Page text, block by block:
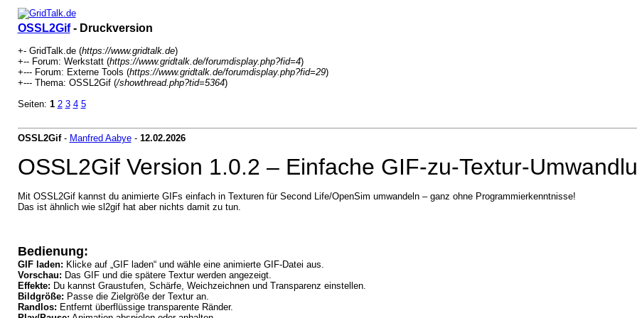
OSSL2Gif- Druckversion
+- GridTalk.de (https://www.gridtalk.de)
+-- Forum: Werkstatt (https://www.gridtalk.de/forumdisplay.php?fid=4)
+--- Forum: Externe Tools (https://www.gridtalk.de/forumdisplay.php?fid=29)
+--- Thema: OSSL2Gif (/showthread.php?tid=5364)
Seiten: 1 2 3 4 5
OSSL2Gif- Manfred Aabye- 12.02.2026
OSSL2Gif Version 1.0.2 – Einfache GIF-zu-Textur-
Mit OSSL2Gif kannst du animierte GIFs einfach in Texturen für Second Life/OpenSim umwandeln – ganz ohne Programmierkenntnisse!
Das ist ähnlich wie sl2gif hat aber nichts damit zu tun.
Bedienung:​
GIF laden: Klicke auf „GIF laden“ und wähle eine animierte GIF-Datei aus.
Vorschau: Das GIF und die spätere Textur werden angezeigt.
Effekte: Du kannst Graustufen, Schärfe, Weichzeichnen und Transparenz einstellen.
Bildgröße: Passe die Zielgröße der Textur an.
Randlos: Entfernt überflüssige transparente Ränder.